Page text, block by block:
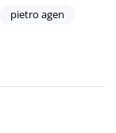
pietro agen